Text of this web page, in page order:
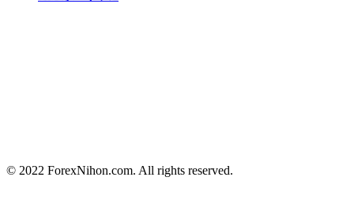
© 2022 ForexNihon.com. All rights reserved.